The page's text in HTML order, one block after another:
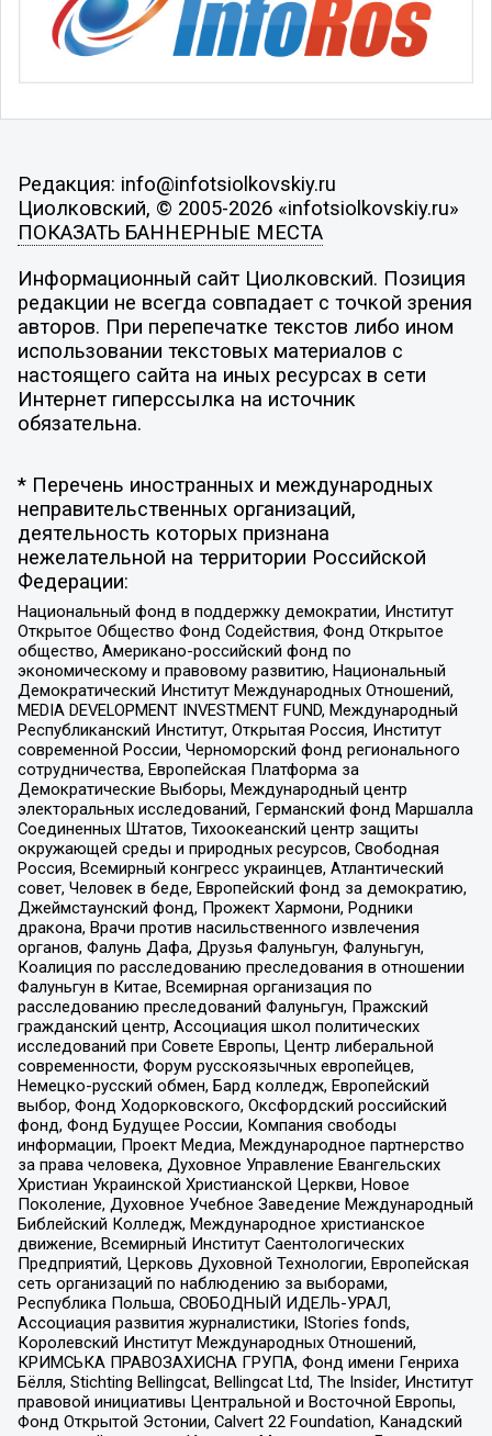
Редакция: info@infotsiolkovskiy.ru
Циолковский, © 2005-2026 «infotsiolkovskiy.ru»
ПОКАЗАТЬ БАННЕРНЫЕ МЕСТА
Информационный сайт Циолковский. Позиция
редакции не всегда совпадает с точкой зрения
авторов. При перепечатке текстов либо ином
использовании текстовых материалов с
настоящего сайта на иных ресурсах в сети
Интернет гиперссылка на источник
обязательна.
* Перечень иностранных и международных
неправительственных организаций,
деятельность которых признана
нежелательной на территории Российской
Федерации:
Национальный фонд в поддержку демократии, Институт
Открытое Общество Фонд Содействия, Фонд Открытое
общество, Американо-российский фонд по
экономическому и правовому развитию, Национальный
Демократический Институт Международных Отношений,
MEDIA DEVELOPMENT INVESTMENT FUND, Международный
Республиканский Институт, Открытая Россия, Институт
современной России, Черноморский фонд регионального
сотрудничества, Европейская Платформа за
Демократические Выборы, Международный центр
электоральных исследований, Германский фонд Маршалла
Соединенных Штатов, Тихоокеанский центр защиты
окружающей среды и природных ресурсов, Свободная
Россия, Всемирный конгресс украинцев, Атлантический
совет, Человек в беде, Европейский фонд за демократию,
Джеймстаунский фонд, Прожект Хармони, Родники
дракона, Врачи против насильственного извлечения
органов, Фалунь Дафа, Друзья Фалуньгун, Фалуньгун,
Коалиция по расследованию преследования в отношении
Фалуньгун в Китае, Всемирная организация по
расследованию преследований Фалуньгун, Пражский
гражданский центр, Ассоциация школ политических
исследований при Совете Европы, Центр либеральной
современности, Форум русскоязычных европейцев,
Немецко-русский обмен, Бард колледж, Европейский
выбор, Фонд Ходорковского, Оксфордский российский
фонд, Фонд Будущее России, Компания свободы
информации, Проект Медиа, Международное партнерство
за права человека, Духовное Управление Евангельских
Христиан Украинской Христианской Церкви, Новое
Поколение, Духовное Учебное Заведение Международный
Библейский Колледж, Международное христианское
движение, Всемирный Институт Саентологических
Предприятий, Церковь Духовной Технологии, Европейская
сеть организаций по наблюдению за выборами,
Республика Польша, СВОБОДНЫЙ ИДЕЛЬ-УРАЛ,
Ассоциация развития журналистики, IStories fonds,
Королевский Институт Международных Отношений,
КРИМСЬКА ПРАВОЗАХИСНА ГРУПА, Фонд имени Генриха
Бёлля, Stichting Bellingcat, Bellingcat Ltd, The Insider, Институт
правовой инициативы Центральной и Восточной Европы,
Фонд Открытой Эстонии, Calvert 22 Foundation, Канадский